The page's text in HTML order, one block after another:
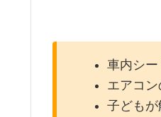
車内シ
エアコ
子どもが